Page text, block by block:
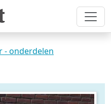
- onderdelen